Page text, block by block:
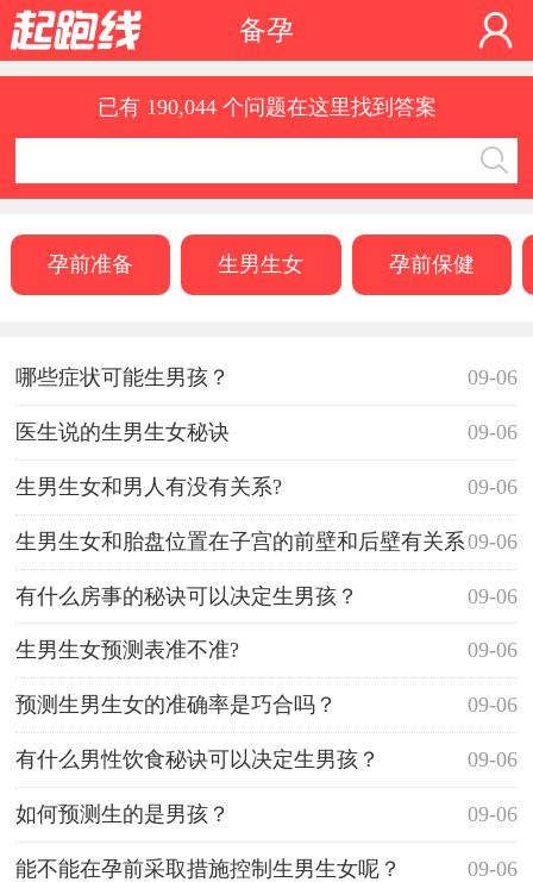
备孕
已有 190,044 个问题在这里找到答案
孕前准备 生男生女 孕前保健
09-06
哪些症状可能生男孩？
09-06
医生说的生男生女秘诀
09-06
生男生女和男人有没有关系?
09-06
生男生女和胎盘位置在子宫的前壁和后壁有关系
吗? 09-06
有什么房事的秘诀可以决定生男孩？
09-06
生男生女预测表准不准?
09-06
预测生男生女的准确率是巧合吗？
09-06
有什么男性饮食秘诀可以决定生男孩？
09-06
如何预测生的是男孩？
09-06
能不能在孕前采取措施控制生男生女呢？